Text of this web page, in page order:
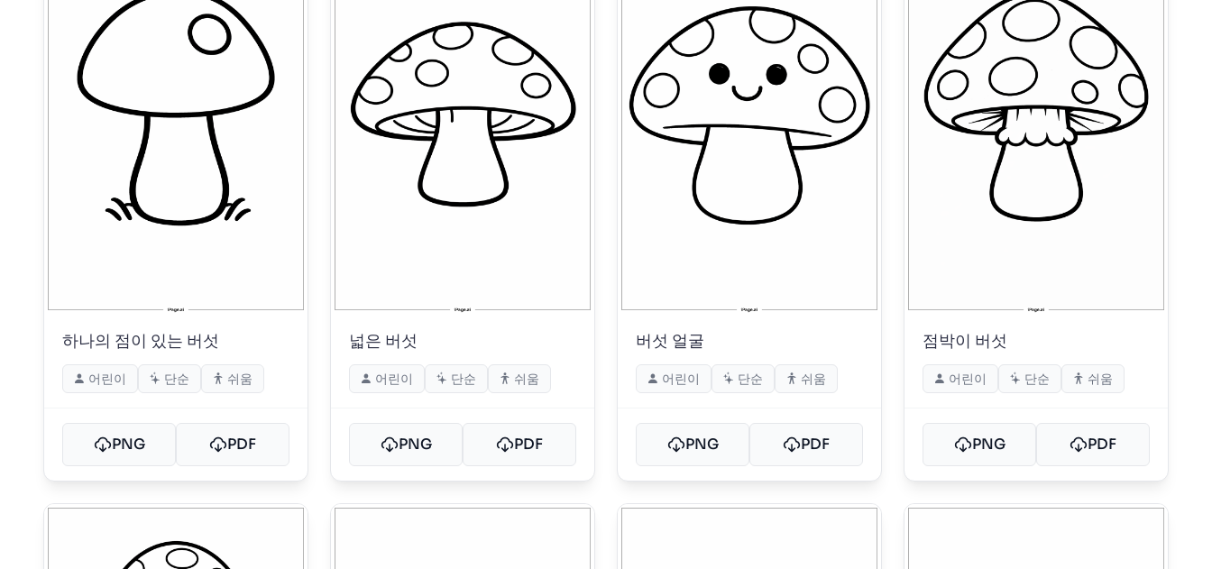
하나의 점이 있는 버섯
어린이 단순 쉬움
PNG PDF
넓은 버섯
어린이 단순 쉬움
PNG PDF
버섯 얼굴
어린이 단순 쉬움
PNG PDF
점박이 버섯
어린이 단순 쉬움
PNG PDF